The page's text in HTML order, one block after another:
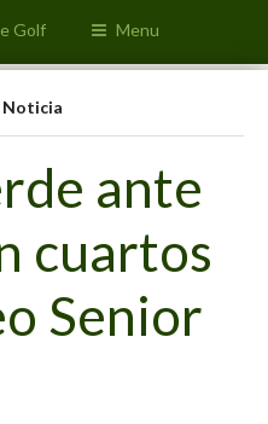
Golf Menu
Noticia
ante
cuartos
Senior